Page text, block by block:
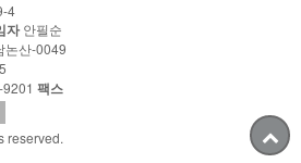
4
자안필순
논산-0049
팩스
reserved.